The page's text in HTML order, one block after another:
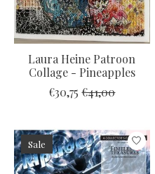
Laura Heine Patroon
Collage - Pineapples
€30,75 €41,00
Sale